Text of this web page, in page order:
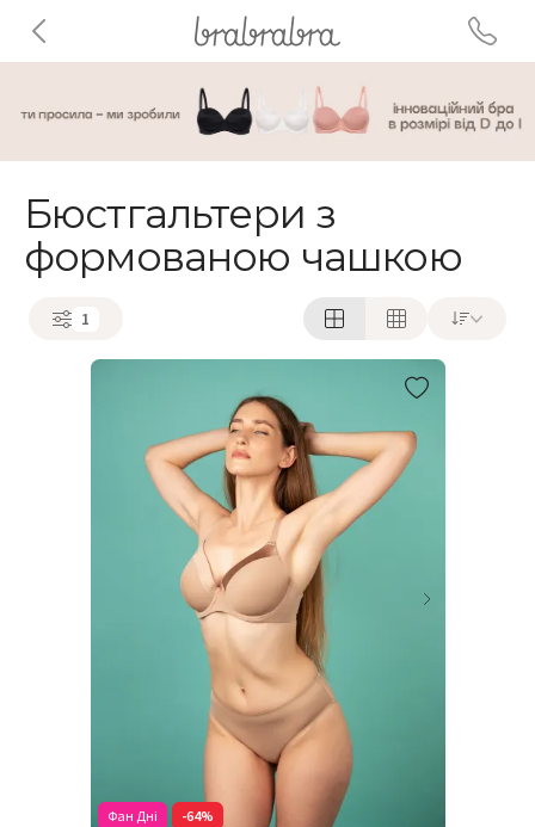
Бюстгальтери з
формованою чашкою
1
Фан Дні -64%